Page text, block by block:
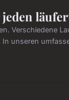
Verschiedene
unseren